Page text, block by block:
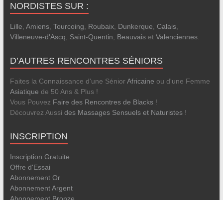
NORDISTES SUR :
Lille Amiens, Tourcoing Roubaix, Dunkerque Calais,
Villeneuve-d'Ascq
Saint-Quentin Beauvaiset Valenciennes.
D’AUTRES RENCONTRES SÉNIORS
Faites la Connaissance d'une SéniorAfricaine ou d'une Femme
Asiatique de 50 Ans & Plus !
Vous Pouvez Faire des Rencontres de Blacks!
Découvrez Aussi des Massages Sensuels et Naturistes!
INSCRIPTION
Inscription Gratuite
Offre d'Essai
Abonnement Or
Abonnement Argent
Abonnement Bronze